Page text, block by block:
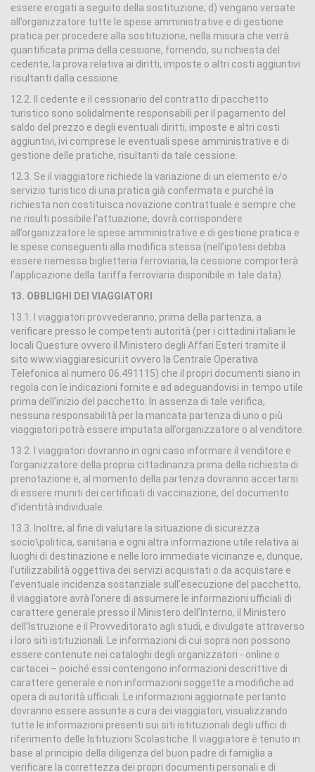
essere erogati a seguito della sostituzione; d) vengano versate
all’organizzatore tutte le spese amministrative e di gestione
pratica per procedere alla sostituzione, nella misura che verrà
quantificata prima della cessione, fornendo, su richiesta del
cedente, la prova relativa ai diritti, imposte o altri costi aggiuntivi
risultanti dalla cessione.
12.2. Il cedente e il cessionario del contratto di pacchetto
turistico sono solidalmente responsabili per il pagamento del
saldo del prezzo e degli eventuali diritti, imposte e altri costi
aggiuntivi, ivi comprese le eventuali spese amministrative e di
gestione delle pratiche, risultanti da tale cessione.
12.3. Se il viaggiatore richiede la variazione di un elemento e/o
servizio turistico di una pratica già confermata e purché la
richiesta non costituisca novazione contrattuale e sempre che
ne risulti possibile l’attuazione, dovrà corrispondere
all’organizzatore le spese amministrative e di gestione pratica e
le spese conseguenti alla modifica stessa (nell’ipotesi debba
essere riemessa biglietteria ferroviaria, la cessione comporterà
l’applicazione della tariffa ferroviaria disponibile in tale data).
13. OBBLIGHI DEI VIAGGIATORI
13.1. I viaggiatori provvederanno, prima della partenza, a
verificare presso le competenti autorità (per i cittadini italiani le
locali Questure ovvero il Ministero degli Affari Esteri tramite il
sito www.viaggiaresicuri.it ovvero la Centrale Operativa
Telefonica al numero 06.491115) che il propri documenti siano in
regola con le indicazioni fornite e ad adeguandovisi in tempo utile
prima dell’inizio del pacchetto. In assenza di tale verifica,
nessuna responsabilità per la mancata partenza di uno o più
viaggiatori potrà essere imputata all’organizzatore o al venditore.
13.2. I viaggiatori dovranno in ogni caso informare il venditore e
l’organizzatore della propria cittadinanza prima della richiesta di
prenotazione e, al momento della partenza dovranno accertarsi
di essere muniti dei certificati di vaccinazione, del documento
d’identità individuale.
13.3. Inoltre, al fine di valutare la situazione di sicurezza
socio\politica, sanitaria e ogni altra informazione utile relativa ai
luoghi di destinazione e nelle loro immediate vicinanze e, dunque,
l’utilizzabilità oggettiva dei servizi acquistati o da acquistare e
l’eventuale incidenza sostanziale sull’esecuzione del pacchetto,
il viaggiatore avrà l’onere di assumere le informazioni ufficiali di
carattere generale presso il Ministero dell’Interno, il Ministero
dell’Istruzione e il Provveditorato agli studi, e divulgate attraverso
i loro siti istituzionali. Le informazioni di cui sopra non possono
essere contenute nei cataloghi degli organizzatori - online o
cartacei – poiché essi contengono informazioni descrittive di
carattere generale e non informazioni soggette a modifiche ad
opera di autorità ufficiali. Le informazioni aggiornate pertanto
dovranno essere assunte a cura dei viaggiatori, visualizzando
tutte le informazioni presenti sui siti istituzionali degli uffici di
riferimento delle Istituzioni Scolastiche. Il viaggiatore è tenuto in
base al principio della diligenza del buon padre di famiglia a
verificare la correttezza dei propri documenti personali e di